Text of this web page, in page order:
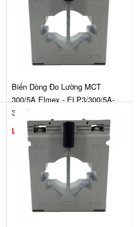
Biến Dòng Đo Lường MCT
300/5A Elmex - ELP3/300/5A-
3.75/1
Liên hệ